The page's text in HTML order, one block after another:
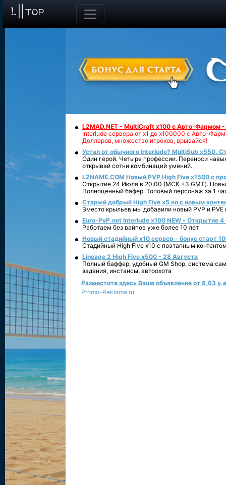
L2MAD.NET - MultiCraft x100 с Авто-Фармом
Interlude сервера от х1 до х100000 с Авто-
Долларов, множество игроков, врывайся!
Устал от обычного Interlude? MultiSub x550.
Один герой. Четыре профессии. Переноси
открывай сотни комбинаций умений.
L2NAME.COM Новый PVP High Five x1500 с
Открытие 24 Июля в 20:00 (МСК +3 GMT).
Полноценный бафер. Топовый персонаж за 1
Старый добрый High Five x5 но с новым
Вместо крыльев мы добавили новый PVP и PVE
Euro-PvP.net Interlude х100 NEW - Открытие 4
Работаем без вайпов уже более 10 лет
Новый стадийный х10 сервер - бонус старт
Стадийный High Five x10 с поэтапным
Lineage 2 High Five x500 - 28 Августа
Полный баффер, удобный GM Shop, система
задания, инстансы, автоохота
Разместите здесь Ваше объявление от 8,63
Promo-Reklama.ru